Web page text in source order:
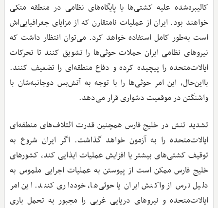
کالیبره‌شده علیه کشتی‌ها یا پایگاه‌های نظامی در منطقه متکی
خواهند بود. ایران از عملیات نامتقارن که از مزایای جغرافیایی‌اش
است به‌طور کامل استفاده خواهد کرد. می‌توان انتظار داشت که
نیروهای نظامی ایران حملات حوثی‌ها را تشویق کنند تا تحرکات
ایالات‌متحده را پیچیده کرده و دفاع منطقه‌ای را تضعیف کنند.
بااین‌حال، این امر حوثی‌ها را با توجه به آتش‌بس دوجانبه‌شان با
واشنگتن در موقعیت دشواری قرار می‌دهد.
تشدید تنش در خلیج فارس همچنین قدرت ائتلاف‌های منطقه‌ای
ایالات‌متحده را به آزمون خواهد گذاشت. اگر ایران شروع به
توقیف کشتی‌های بیشتر یا افزایش عملیات ایذایی کند، کشورهای
خلیج فارس ممکن است از پیوستن به عملیات اجرایی ملموس به
دلیل ترس از واکنش ایران یا حوثی‌ها، خودداری کنند. این امر
ایالات‌متحده و نیروهای دریایی غربی را مجبور به تحمل باری